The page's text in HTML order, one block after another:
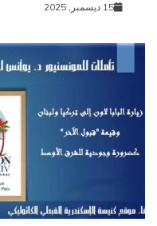
15 ديسمبر, 2025